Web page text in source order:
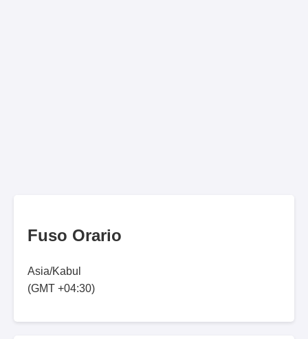
Fuso Orario
Asia/Kabul
(GMT +04:30)